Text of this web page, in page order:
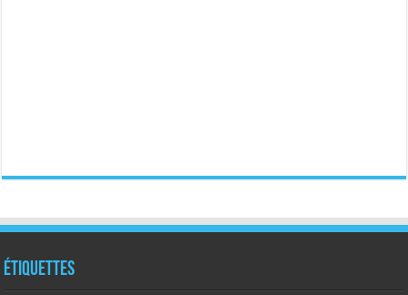
Étiquettes